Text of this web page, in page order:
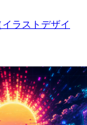
イラストデザイ